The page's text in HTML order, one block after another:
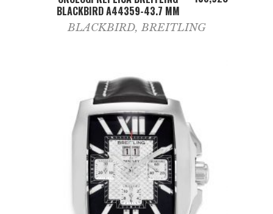
BLACKBIRD A44359-43.7 MM
BLACKBIRD,BREITLING